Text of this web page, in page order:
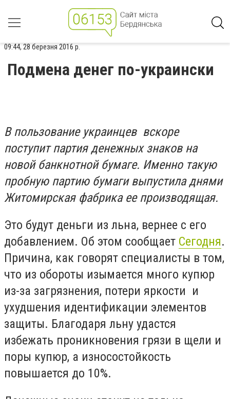
09:44, 28 березня 2016 р.
Подмена денег по-украински
В пользование украинцев вскоре
поступит партия денежных знаков на
новой банкнотной бумаге. Именно такую
пробную партию бумаги выпустила днями
Житомирская фабрика ее производящая.
Это будут деньги из льна, вернее с его
добавлением. Об этом сообщает Сегодня.
Причина, как говорят специалисты в том,
что из обороты изымается много купюр
из-за загрязнения, потери яркости и
ухудшения идентификации элементов
защиты. Благодаря льну удастся
избежать проникновения грязи в щели и
поры купюр, а износостойкость
повышается до 10%.